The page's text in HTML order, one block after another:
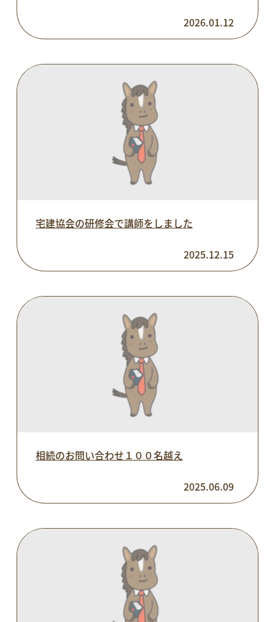
2026.01.12
宅建協会の研修会で講師をしました
2025.12.15
相続のお問い合わせ１００名越え
2025.06.09